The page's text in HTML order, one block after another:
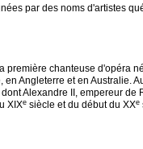
par des noms d'artistes
chanteuse d'opéra
Angleterre et en Australie.
Alexandre II, empereur
XIXe siècle et du début du XXe